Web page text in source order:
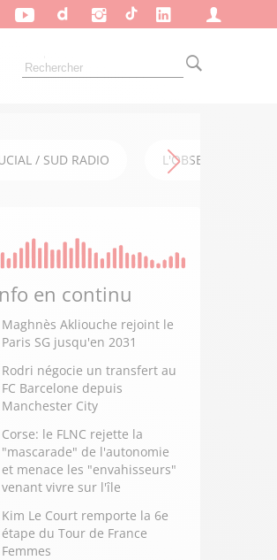
/ SUD RADIO L'OBSERVATOIRE
en continu
Maghnès Akliouche rejoint le
Paris SG jusqu'en 2031
Rodri négocie un transfert au
FC Barcelone depuis
Manchester City
Corse: le FLNC rejette la
"mascarade" de l'autonomie
et menace les "envahisseurs"
venant vivre sur l'île
Kim Le Court remporte la 6e
étape du Tour de France
Femmes